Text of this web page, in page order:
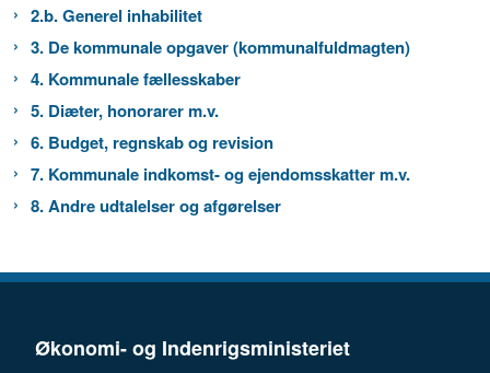
2.b. Generel inhabilitet
3. De kommunale opgaver (kommunalfuldmagten)
4. Kommunale fællesskaber
5. Diæter, honorarer m.v.
6. Budget, regnskab og revision
7. Kommunale indkomst- og ejendomsskatter m.v.
8. Andre udtalelser og afgørelser
Økonomi- og Indenrigsministeriet